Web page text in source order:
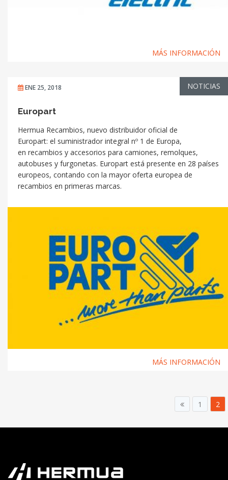
MÁS INFORMACIÓN
ENE 25, 2018 NOTICIAS
Europart
Hermua Recambios, nuevo distribuidor oficial de
Europart: el suministrador integral nº 1 de Europa,
en recambios y accesorios para camiones, remolques,
autobuses y furgonetas. Europart está presente en 28 países
europeos, contando con la mayor oferta europea de
recambios en primeras marcas.
MÁS INFORMACIÓN
1 2